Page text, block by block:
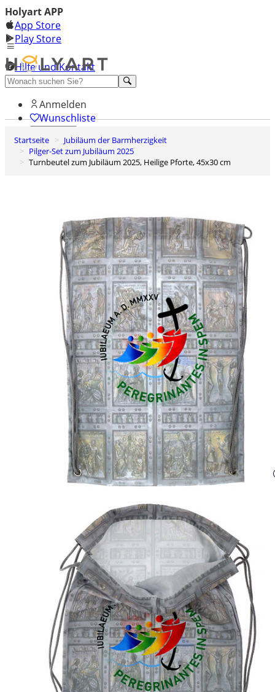
Holyart APP
App Store
Play Store
Hilfe und Kontakt
Entdecken Sie Premium
Anmelden
Wunschliste
0
Warenkorb
Startseite
Jubiläum der Barmherzigkeit
Pilger-Set zum Jubiläum 2025
Turnbeutel zum Jubiläum 2025, Heilige Pforte, 45x30 cm